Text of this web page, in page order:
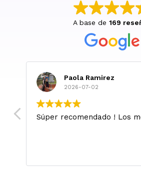
A base de 169
Paola Ramirez
2026-07-02
Súper recomendado ! Los